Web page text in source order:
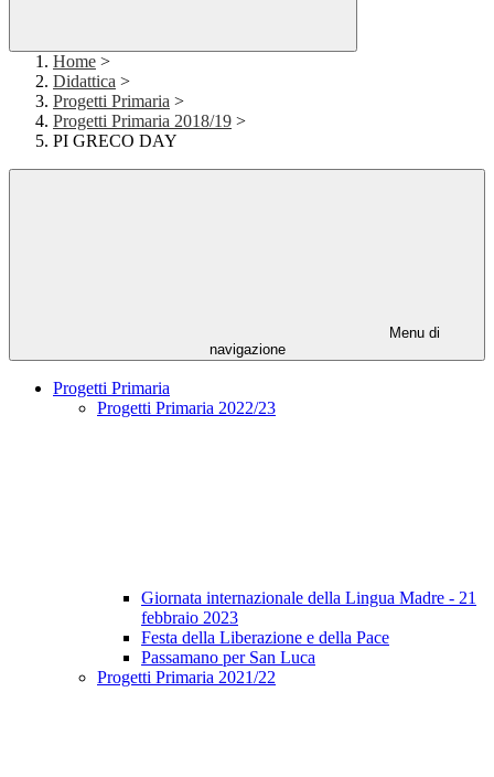
Home >
Didattica >
Progetti Primaria >
Progetti Primaria 2018/19 >
PI GRECO DAY
Menu di
navigazione
Progetti Primaria
Progetti Primaria 2022/23
Giornata internazionale della Lingua Madre - 21
febbraio 2023
Festa della Liberazione e della Pace
Passamano per San Luca
Progetti Primaria 2021/22